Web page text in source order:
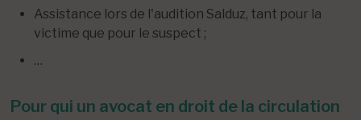
Assistance lors de l'audition Salduz, tant pour la
victime que pour le suspect ;
…
Pour qui un avocat en droit de la circulation